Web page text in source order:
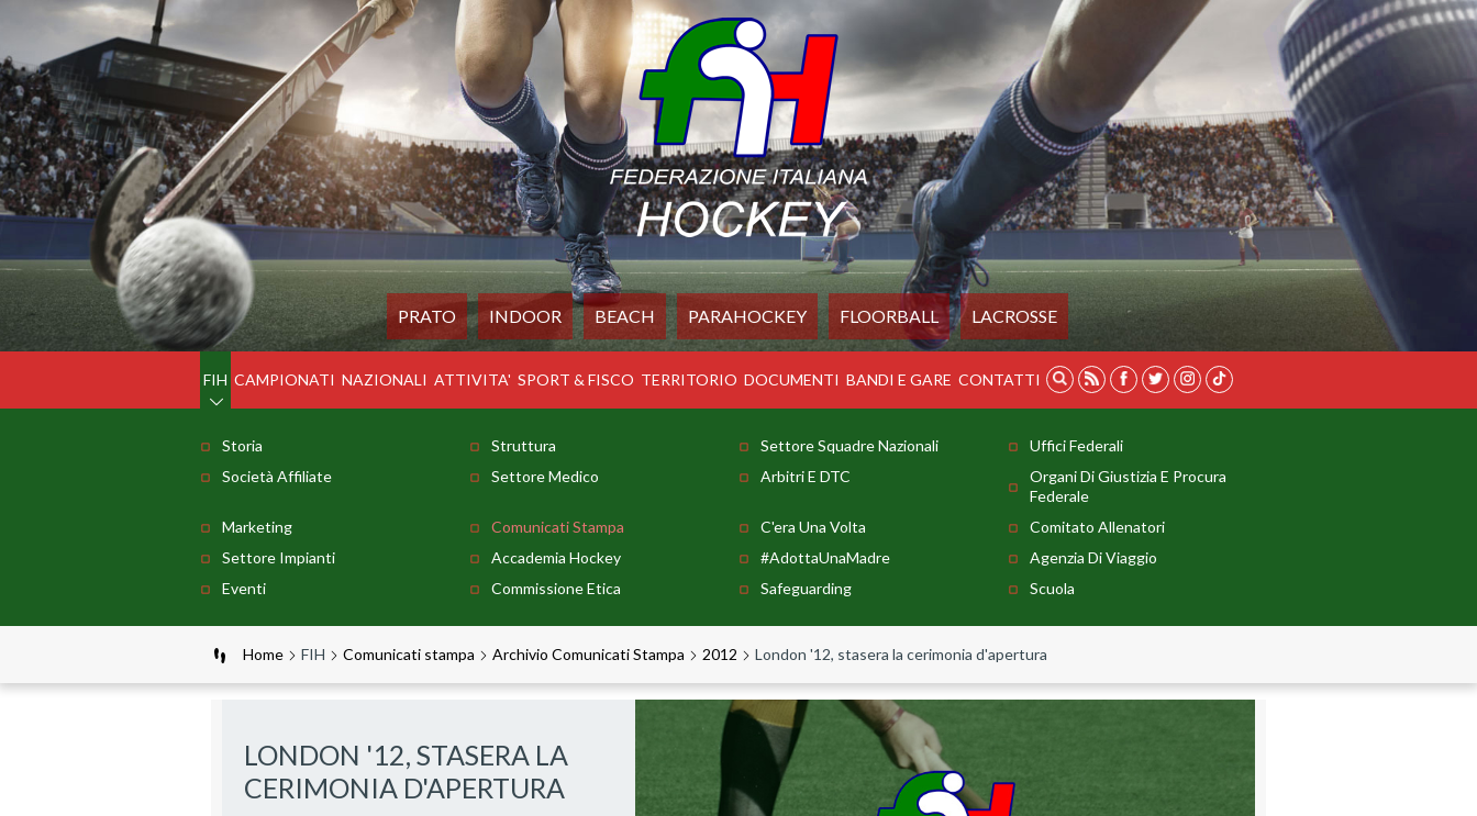
PRATO INDOOR BEACH PARAHOCKEY FLOORBALL LACROSSE
FIH CAMPIONATI NAZIONALI ATTIVITA' SPORT & FISCO TERRITORIO DOCUMENTI BANDI E GARE CONTATTI
Storia Struttura Settore Squadre Nazionali
Uffici Federali
Società Affiliate
Settore Medico Arbitri E DTC
Organi Di Giustizia E Procura
Federale
Marketing
Comunicati Stampa C'era Una Volta
Comitato Allenatori
Settore Impianti
Accademia Hockey #AdottaUnaMadre
Agenzia Di Viaggio
Eventi
Commissione Etica Safeguarding Scuola
Home FIH Comunicati stampa Archivio Comunicati Stampa 2012 London '12, stasera la cerimonia d'apertura
LONDON '12, STASERA LA
CERIMONIA D'APERTURA